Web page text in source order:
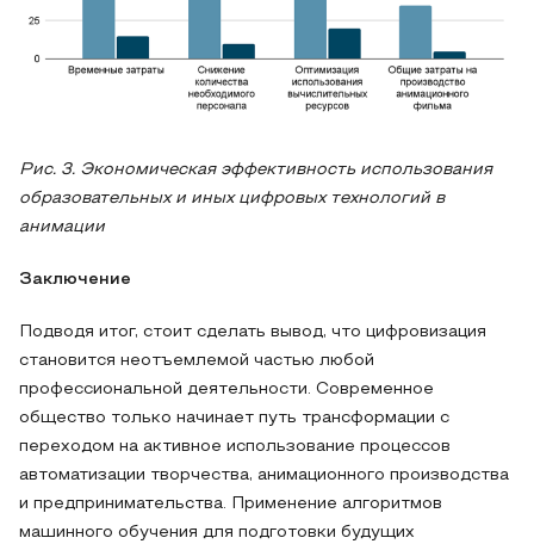
Рис. 3. Экономическая эффективность использования
образовательных и иных цифровых технологий в
анимации
Заключение
Подводя итог, стоит сделать вывод, что цифровизация
становится неотъемлемой частью любой
профессиональной деятельности. Современное
общество только начинает путь трансформации с
переходом на активное использование процессов
автоматизации творчества, анимационного производства
и предпринимательства. Применение алгоритмов
машинного обучения для подготовки будущих